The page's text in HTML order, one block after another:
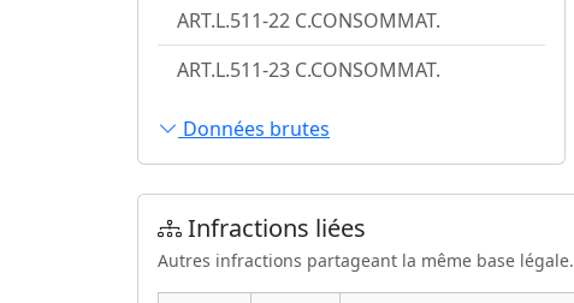
ART.L.511-22 C.CONSOMMAT.
ART.L.511-23 C.CONSOMMAT.
Données brutes
Infractions liées
Autres infractions partageant la même base légale.